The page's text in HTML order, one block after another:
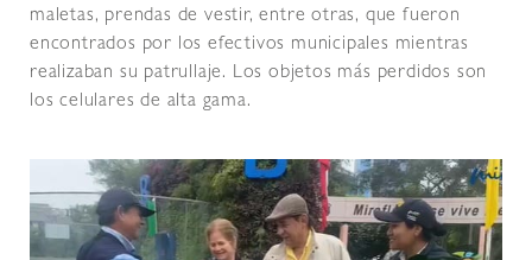
maletas, prendas de vestir, entre otras, que fueron
encontrados por los efectivos municipales mientras
realizaban su patrullaje. Los objetos más perdidos son
los celulares de alta gama.